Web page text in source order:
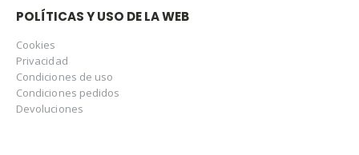
POLÍTICAS Y USO DE LA WEB
Cookies
Privacidad
Condiciones de uso
Condiciones pedidos
Devoluciones